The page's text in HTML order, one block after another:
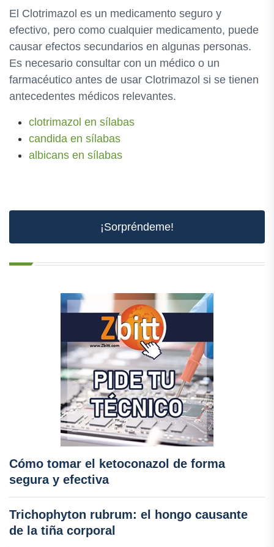
El Clotrimazol es un medicamento seguro y
efectivo, pero como cualquier medicamento, puede
causar efectos secundarios en algunas personas.
Es necesario consultar con un médico o un
farmacéutico antes de usar Clotrimazol si se tienen
antecedentes médicos relevantes.
clotrimazol en sílabas
candida en sílabas
albicans en sílabas
¡Sorpréndeme!
Cómo tomar el ketoconazol de forma
segura y efectiva
Trichophyton rubrum: el hongo causante
de la tiña corporal